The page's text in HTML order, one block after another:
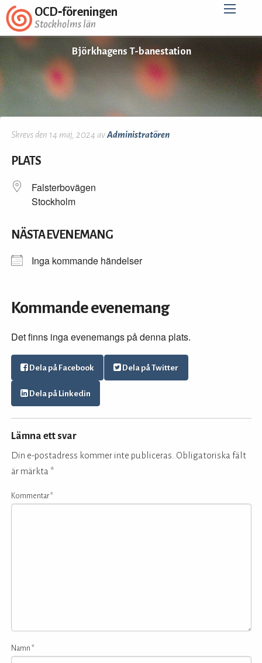
OCD‑föreningen
Stockholms län
Björkhagens T-banestation
Skrevs den 14 maj, 2024 avAdministratören
PLATS
Falsterbovägen
Stockholm
NÄSTA EVENEMANG
Inga kommande händelser
Kommande evenemang
Det finns inga evenemangs på denna plats.
Dela på Facebook Dela på Twitter
Dela på Linkedin
Lämna ett svar
Din e-postadress kommer inte publiceras. Obligatoriska fält
är märkta *
Kommentar*
Namn *